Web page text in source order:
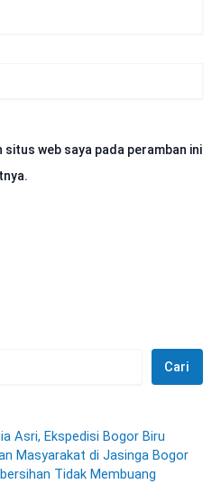
situs web saya pada peramban ini
Cari
Asri, Ekspedisi Bogor Biru
Masyarakat di Jasinga Bogor
Tidak Membuang